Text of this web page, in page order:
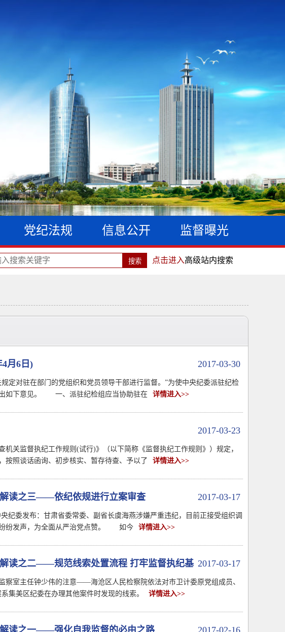
党纪法规 信息公开 监督曝光
点击进入高级站内搜索
2017-03-30
月6日)
定对驻在部门的党组织和党员领导干部进行监督。”为使中央纪委派驻纪检
出如下意见。 一、派驻纪检组应当协助驻在
详情进入>>
2017-03-23
关监督执纪工作规则(试行)》（以下简称《监督执纪工作规则》）规定，
按照谈话函询、初步核实、暂存待查、予以了
详情进入>>
2017-03-17
解读之三——依纪依规进行立案审查
委发布：甘肃省委常委、副省长虞海燕涉嫌严重违纪，目前正接受组织调
纷纷发声，为全面从严治党点赞。 如今
详情进入>>
2017-03-17
读之二——规范线索处置流程 打牢监督执纪基
察室主任钟少伟的注意——海沧区人民检察院依法对市卫计委原党组成员、
美区纪委在办理其他案件时发现的线索。
详情进入>>
2017-02-16
解读之一——强化自我监督的必由之路